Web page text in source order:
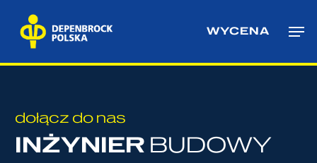
content
WYCENA
dołącz do nas
INŻYNIER BUDOWY